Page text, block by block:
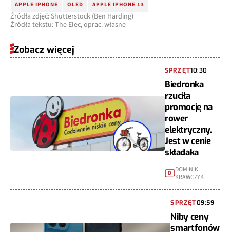
APPLE IPHONE OLED APPLE IPHONE 13
Źródła zdjęć: Shutterstock (Ben Harding)
Źródła tekstu: The Elec, oprac. własne
Zobacz więcej
SPRZĘT10:30
Biedronka
rzuciła
promocję na
rower
elektryczny.
Jest w cenie
składaka
0
DOMINIK
KRAWCZYK
SPRZĘT09:59
Niby ceny
smartfonów